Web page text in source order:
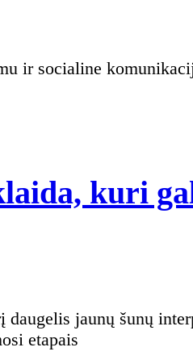
kuri
etapais